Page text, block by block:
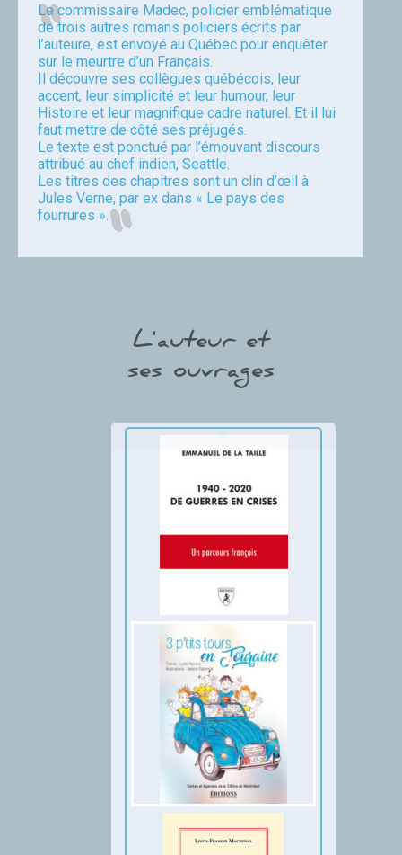
Le commissaire Madec, policier emblématique
de trois autres romans policiers écrits par
l’auteure, est envoyé au Québec pour enquêter
sur le meurtre d’un Français.
Il découvre ses collègues québécois, leur
accent, leur simplicité et leur humour, leur
Histoire et leur magnifique cadre naturel. Et il lui
faut mettre de côté ses préjugés.
Le texte est ponctué par l’émouvant discours
attribué au chef indien, Seattle.
Les titres des chapitres sont un clin d’œil à
Jules Verne, par ex dans « Le pays des
fourrures ».
L'auteur et
ses ouvrages